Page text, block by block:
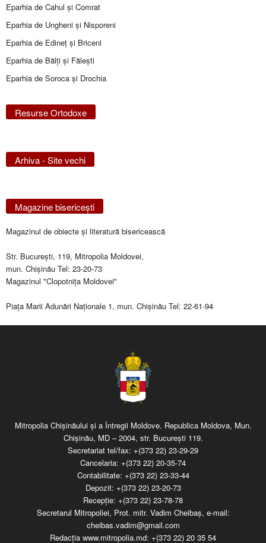
Eparhia de Cahul și Comrat
Eparhia de Ungheni și Nisporeni
Eparhia de Edineţ şi Briceni
Eparhia de Bălţi şi Făleşti
Eparhia de Soroca și Drochia
Resurse Ortodoxe
Arhiva - Site vechi
Magazine bisericeşti
Magazinul de obiecte şi literatură bisericească
Str. Bucureşti, 119, Mitropolia Moldovei,
mun. Chişinău Tel: 23-20-73
Magazinul "Clopotniţa Moldovei"
Piaţa Marii Adunări Naţionale 1, mun. Chişinău Tel: 22-61-94
Mitropolia Chişinăului şi a Întregii Moldove. Republica Moldova, Mun.
Chişinău, MD – 2004, str. Bucureşti 119.
Secretariat tel/fax: +(373 22) 23-29-29
Cancelaria: +(373 22) 20-35-74
Contabilitate: +(373 22) 23-33-44
Depozit: +(373 22) 23-20-73
Recepţie: +(373 22) 23-78-78
Secretarul Mitropoliei, Prot. mitr. Vadim Cheibaş, e-mail:
cheibas.vadim@gmail.com
Redacția www.mitropolia.md: +(373 22) 20 35 54